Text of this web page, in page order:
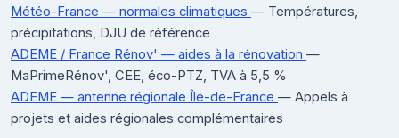
Météo-France — normales climatiques — Températures,
précipitations, DJU de référence
ADEME / France Rénov' — aides à la rénovation —
MaPrimeRénov', CEE, éco-PTZ, TVA à 5,5 %
ADEME — antenne régionale Île-de-France — Appels à
projets et aides régionales complémentaires